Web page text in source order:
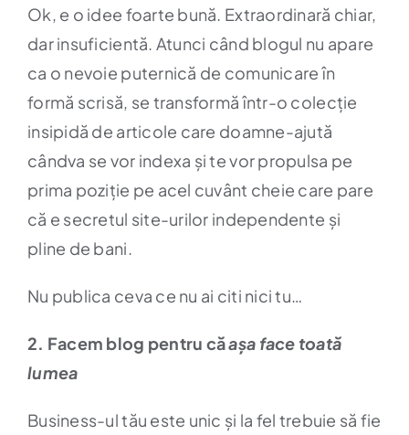
Ok, e o idee foarte bună. Extraordinară chiar,
dar insuficientă. Atunci când blogul nu apare
ca o nevoie puternică de comunicare în
formă scrisă, se transformă într-o colecție
insipidă de articole care doamne-ajută
cândva se vor indexa și te vor propulsa pe
prima poziție pe acel cuvânt cheie care pare
că e secretul site-urilor independente și
pline de bani.
Nu publica ceva ce nu ai citi nici tu…
2. Facem blog pentru căașa face toată
lumea
Business-ul tău este unic și la fel trebuie să fie